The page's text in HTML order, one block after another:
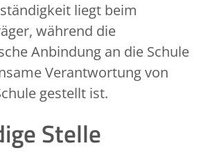
liegt beim
während die
Anbindung an die Schule
Verantwortung von
gestellt ist.
Stelle